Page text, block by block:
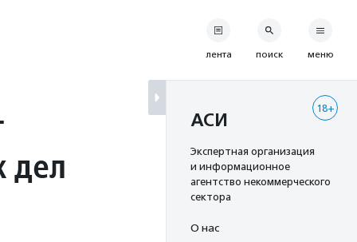
дел
лента поиск меню
18+
АСИ
Экспертная организация
и информационное
агентство некоммерческого
сектора
О нас